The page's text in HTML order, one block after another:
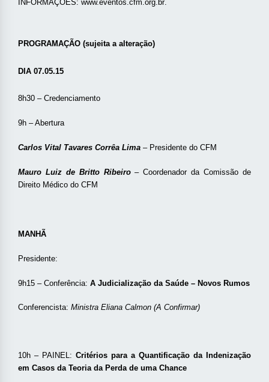
INFORMAÇÕES: www.eventos.cfm.org.br.
PROGRAMAÇÃO (sujeita a alteração)
DIA 07.05.15
8h30 – Credenciamento
9h – Abertura
Carlos Vital Tavares Corrêa Lima – Presidente do CFM
Mauro Luiz de Britto Ribeiro– Coordenador da Comissão de
Direito Médico do CFM
MANHÃ
Presidente:
9h15 – Conferência: A Judicialização da Saúde – Novos Rumos
Conferencista: Ministra Eliana Calmon (A Confirmar)
10h – PAINEL: Critérios para a Quantificação da Indenização
em Casos da Teoria da Perda de uma Chance